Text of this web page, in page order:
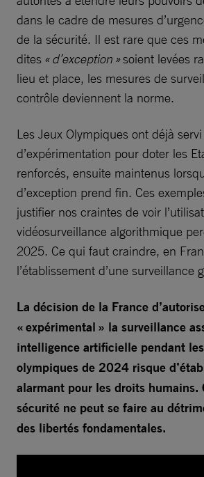
dans le cadre de mesures
de la sécurité. Il est rare que ces
dites « d’exception »soient levées
lieu et place, les mesures de
contrôle deviennent la norme.
Les Jeux Olympiques ont déjà
d’expérimentation pour doter les
renforcés, ensuite maintenus
d’exception prend fin. Ces
justifier nos craintes de voir
vidéosurveillance algorithmique
2025. Ce qui faut craindre, en
l’établissement d’une surveillance
La décision de la France
« expérimental » la surveillance
intelligence artificielle pendant
olympiques de 2024 risque
alarmant pour les droits humains.
sécurité ne peut se faire au
des libertés fondamentales.